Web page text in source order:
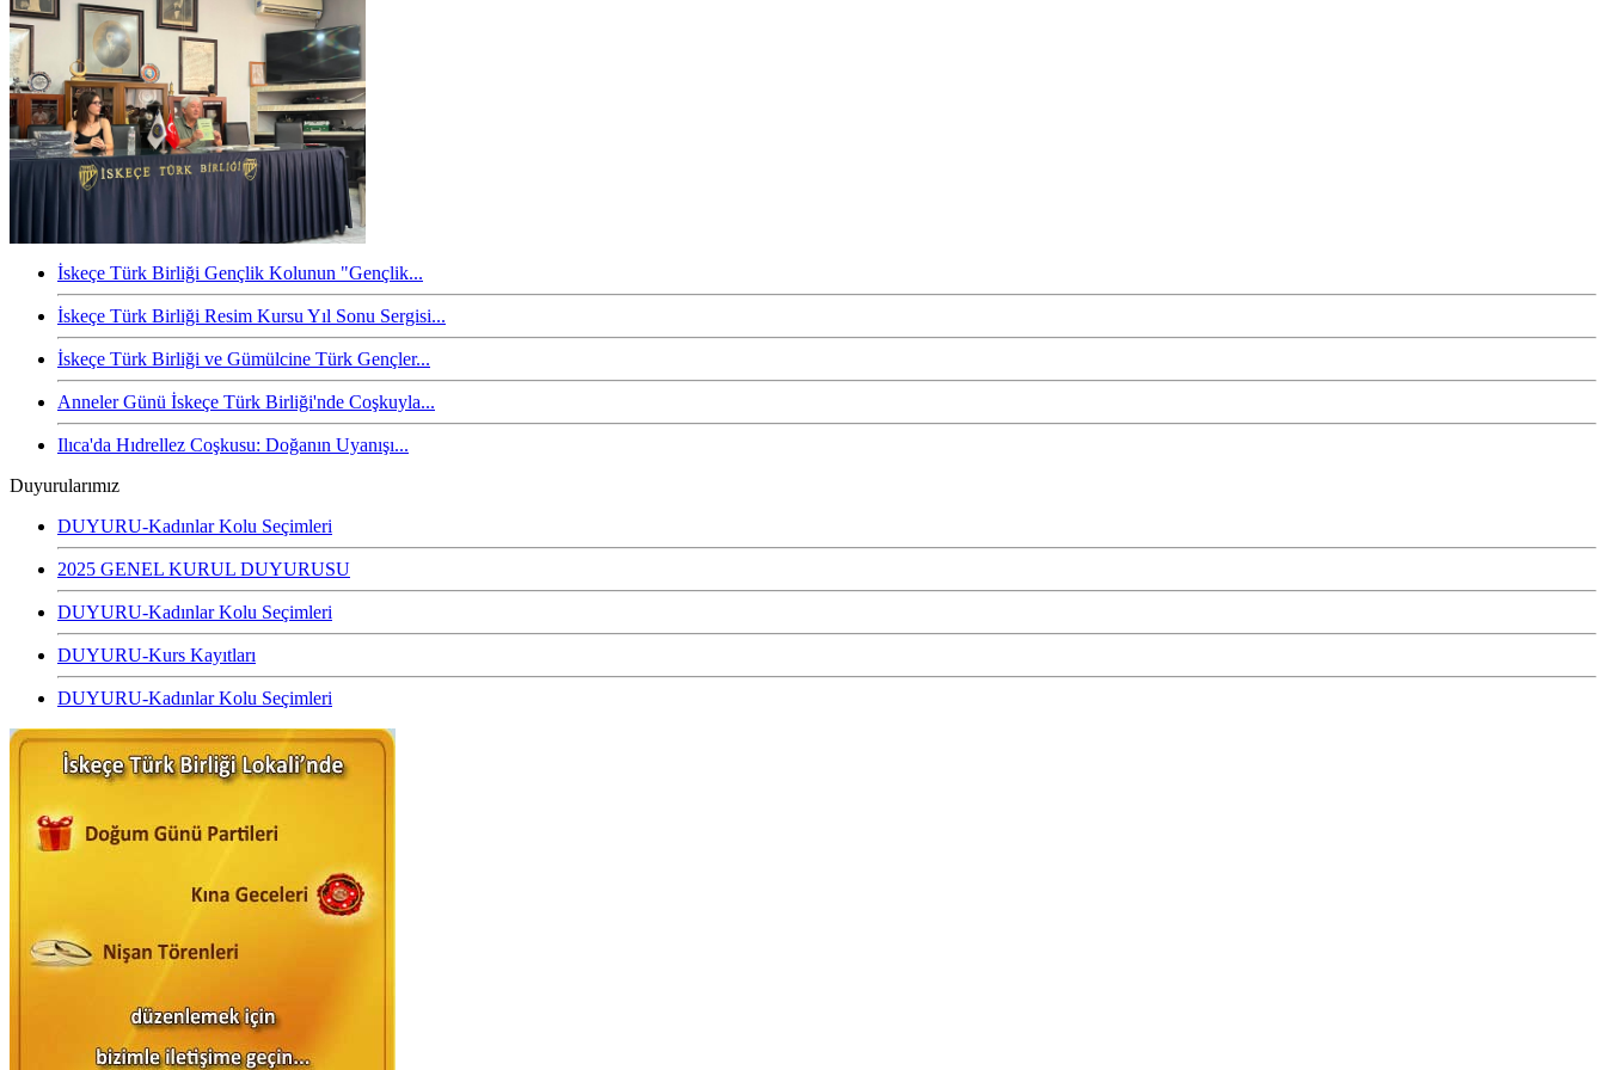
İskeçe Türk Birliği Gençlik Kolunun "Gençlik...
İskeçe Türk Birliği Resim Kursu Yıl Sonu Sergisi...
İskeçe Türk Birliği ve Gümülcine Türk Gençler...
Anneler Günü İskeçe Türk Birliği'nde Coşkuyla...
Ilıca'da Hıdrellez Coşkusu: Doğanın Uyanışı...
Duyurularımız
DUYURU-Kadınlar Kolu Seçimleri
2025 GENEL KURUL DUYURUSU
DUYURU-Kadınlar Kolu Seçimleri
DUYURU-Kurs Kayıtları
DUYURU-Kadınlar Kolu Seçimleri